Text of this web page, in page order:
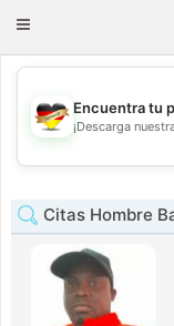
Toggle
💖
Encuentra tu
¡Descarga
Citas Hombre